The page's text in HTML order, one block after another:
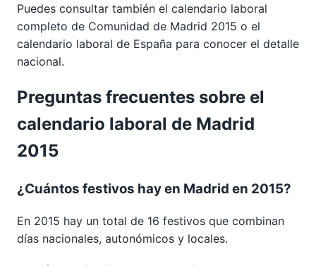
Puedes consultar también el calendario laboral
completo de Comunidad de Madrid 2015 o el
calendario laboral de España para conocer el detalle
nacional.
Preguntas frecuentes sobre el
calendario laboral de Madrid
2015
¿Cuántos festivos hay en Madrid en 2015?
En 2015 hay un total de 16 festivos que combinan
días nacionales, autonómicos y locales.